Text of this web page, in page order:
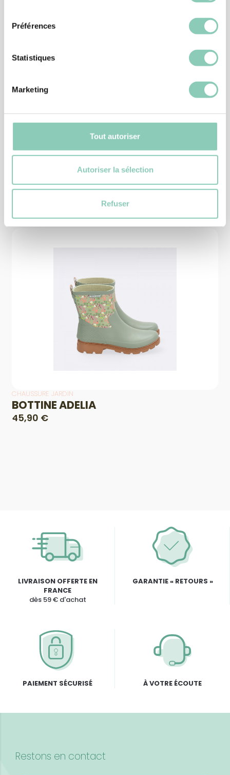
Préférences
Statistiques
Marketing
Tout autoriser
Autoriser la sélection
Refuser
SABOT MELODY
Produits similaires
CHAUSSURE JARDIN
BOTTINE ADELIA
45,90 €
LIVRAISON OFFERTE EN
FRANCE
dès 59 € d'achat
GARANTIE « RETOURS »
PAIEMENT SÉCURISÉ À VOTRE ÉCOUTE
Restons en contact